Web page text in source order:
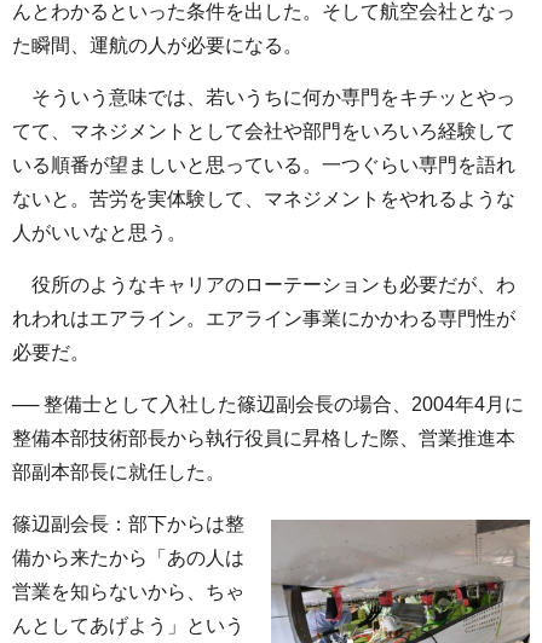
んとわかるといった条件を出した。そして航空会社となっ
た瞬間、運航の人が必要になる。
そういう意味では、若いうちに何か専門をキチッとやっ
てて、マネジメントとして会社や部門をいろいろ経験して
いる順番が望ましいと思っている。一つぐらい専門を語れ
ないと。苦労を実体験して、マネジメントをやれるような
人がいいなと思う。
役所のようなキャリアのローテーションも必要だが、わ
れわれはエアライン。エアライン事業にかかわる専門性が
必要だ。
── 整備士として入社した篠辺副会長の場合、2004年4月に
整備本部技術部長から執行役員に昇格した際、営業推進本
部副本部長に就任した。
篠辺副会長：部下からは整
備から来たから「あの人は
営業を知らないから、ちゃ
んとしてあげよう」という